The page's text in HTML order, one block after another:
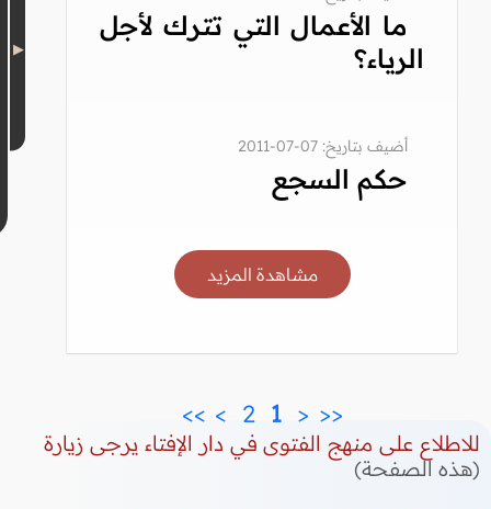
ما الأعمال التي تترك لأجل
الرياء؟
أضيف بتاريخ: 07-07-2011
حكم السجع
مشاهدة المزيد
<<
<
1
2
>
>>
للاطلاع على منهج الفتوى في دار الإفتاء يرجى زيارة
(هذه الصفحة)